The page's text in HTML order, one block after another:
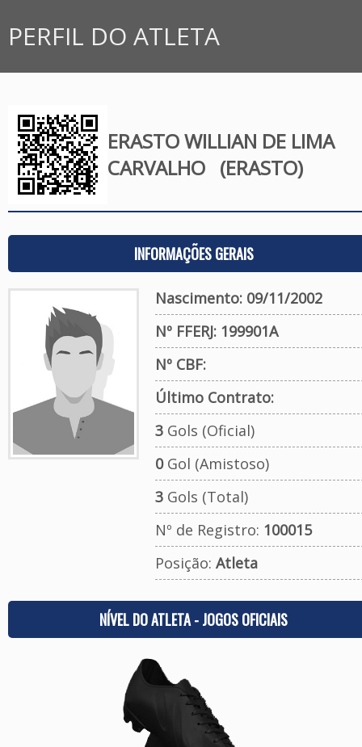
PERFIL DO ATLETA
ERASTO WILLIAN DE LIMA
CARVALHO (ERASTO)
INFORMAÇÕES GERAIS
Nascimento: 09/11/2002
Nº FFERJ: 199901A
Nº CBF:
Último Contrato:
3Gols (Oficial)
0Gol (Amistoso)
3Gols (Total)
Nº de Registro: 100015
Posição: Atleta
NÍVEL DO ATLETA - JOGOS OFICIAIS